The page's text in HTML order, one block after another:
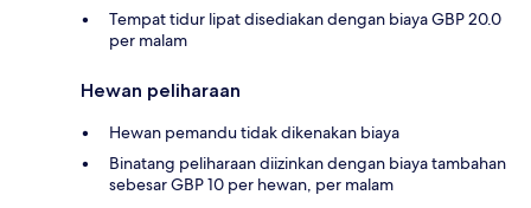
Tempat tidur lipat disediakan dengan biaya GBP 20.0
per malam
Hewan peliharaan
Hewan pemandu tidak dikenakan biaya
Binatang peliharaan diizinkan dengan biaya tambahan
sebesar GBP 10 per hewan, per malam